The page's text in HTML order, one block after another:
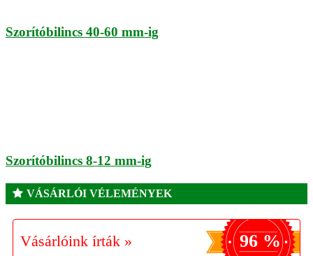
Szorítóbilincs 40-60 mm-ig
Szorítóbilincs 8-12 mm-ig
VÁSÁRLÓI VÉLEMÉNYEK
Vásárlóink írták » 96 %